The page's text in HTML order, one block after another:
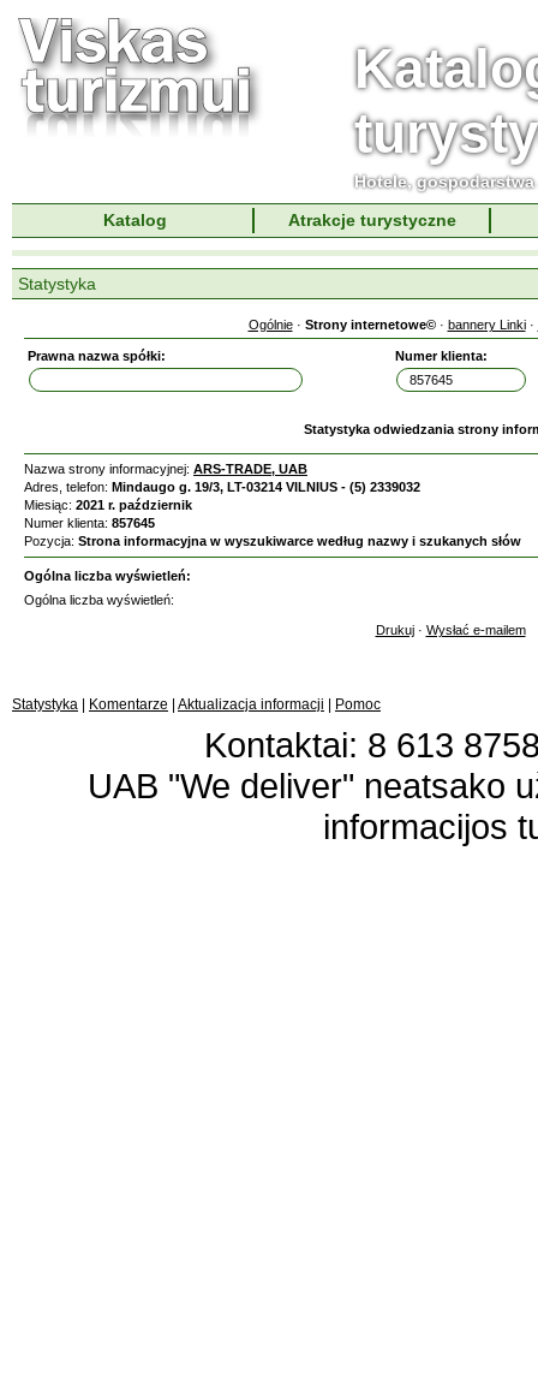
Hotele,
Katalog
Atrakcje turystyczne
Statystyka
Ogólnie· Strony internetowe©· bannery Linki·
Prawna nazwa spółki: Numer klienta:
Statystyka odwiedzania strony
Nazwa strony informacyjnej: ARS-TRADE, UAB
Adres, telefon: Mindaugo g. 19/3, LT-03214 VILNIUS - (5) 2339032
Miesiąc: 2021 r. październik
Numer klienta: 857645
Pozycja: Strona informacyjna w wyszukiwarce według nazwy i szukanych słów
Ogólna liczba wyświetleń:
Ogólna liczba wyświetleń:
Drukuj· Wysłać e-mailem
Statystyka Komentarze Aktualizacja informacji Pomoc
Kontaktai: 8 613
UAB "We deliver" neatsako
informacijos